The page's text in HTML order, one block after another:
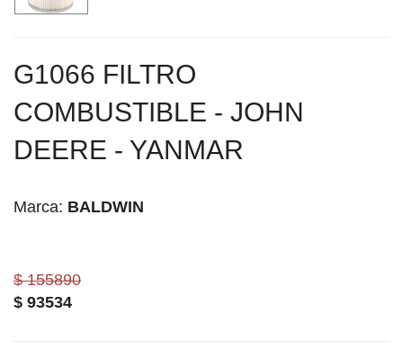
G1066 FILTRO
COMBUSTIBLE - JOHN
DEERE - YANMAR
Marca: BALDWIN
$ 155890
$ 93534